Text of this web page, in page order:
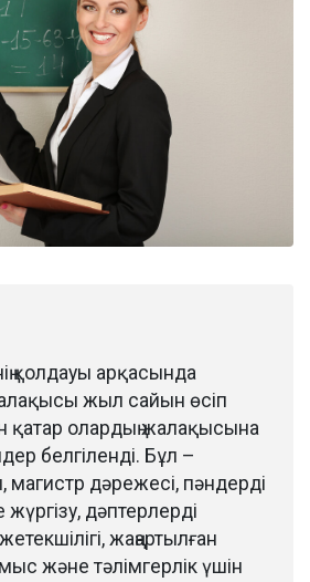
қолдауы арқасында
жыл сайын өсіп
қатар олардың жалақысына
белгіленді. Бұл –
магистр дәрежесі, пәндерді
дәптерлерді
жаңартылған
және тәлімгерлік үшін